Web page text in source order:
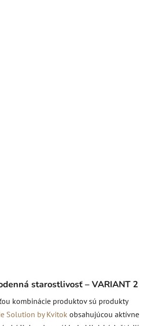
starostlivosť – VARIANT 2
kombinácie produktov sú produkty
Solution by Kvitok obsahujúcou aktívne